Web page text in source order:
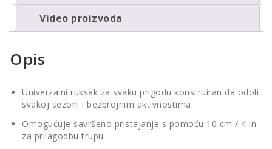
Video proizvoda
Opis
Univerzalni ruksak za svaku prigodu konstruiran da odoli
svakoj sezoni i bezbrojnim aktivnostima
Omogućuje savršeno pristajanje s pomoću 10 cm / 4 in
za prilagodbu trupu